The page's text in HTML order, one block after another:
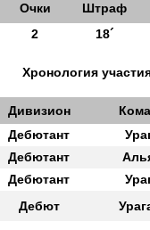
Очки
Штраф
2 18´
Хронология
Дивизион
Дебютант
Дебютант
Дебютант
Дебют